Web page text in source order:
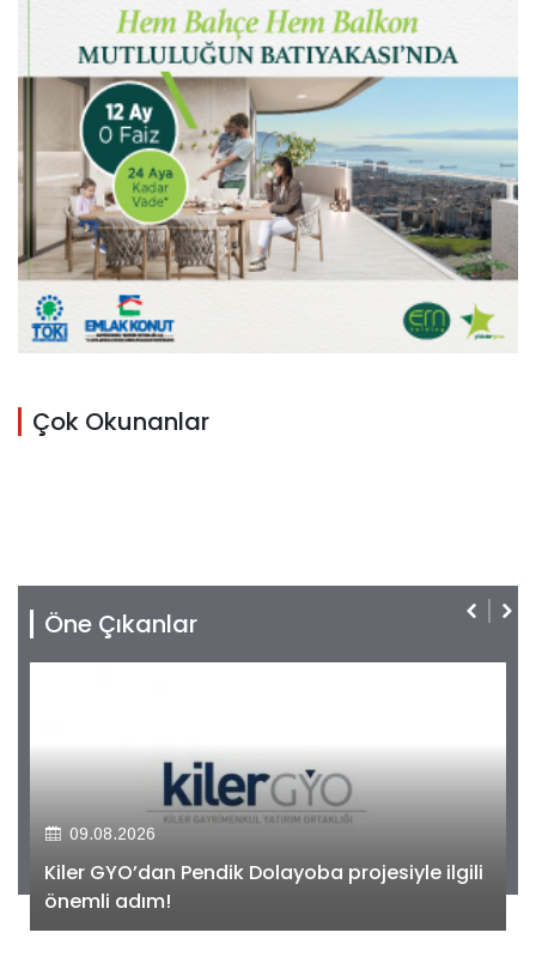
Çok Okunanlar
Öne Çıkanlar
09.08.2026
Kiler GYO’dan Pendik Dolayoba projesiyle ilgili
önemli adım!